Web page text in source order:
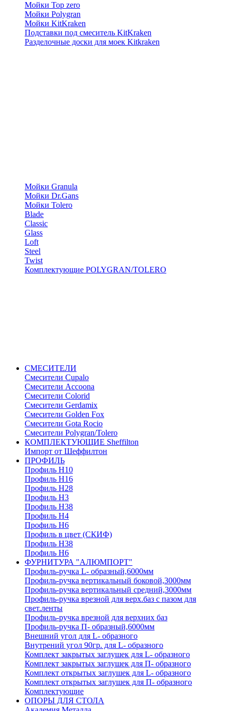
Мойки Top zero
Мойки Polygran
Мойки KitKraken
Подставки под смеситель KitKraken
Разделочные доски для моек Kitkraken
Мойки Granula
Мойки Dr.Gans
Мойки Tolero
Blade
Classic
Glass
Loft
Steel
Twist
Комплектующие POLYGRAN/TOLERO
СМЕСИТЕЛИ
Cмесители Cupalo
Смесители Accoona
Смесители Colorid
Смесители Gerdamix
Смесители Golden Fox
Смесители Gota Rocio
Смесители Polygran/Tolero
КОМПЛЕКТУЮЩИЕ Sheffilton
Импорт от Шеффилтон
ПРОФИЛЬ
Профиль H10
Профиль H16
Профиль H28
Профиль H3
Профиль H38
Профиль H4
Профиль H6
Профиль в цвет (СКИФ)
Профиль H38
Профиль H6
ФУРНИТУРА "АЛЮМПОРТ"
Профиль-ручка L- образный,6000мм
Профиль-ручка вертикальный боковой,3000мм
Профиль-ручка вертикальный средний,3000мм
Профиль-ручка врезной для верх.баз с пазом для
свет.ленты
Профиль-ручка врезной для верхних баз
Профиль-ручка П- образный,6000мм
Внешний угол для L- образного
Внутрений угол 90гр. для L- образного
Комплект закрытых заглушек для L- образного
Комплект закрытых заглушек для П- образного
Комплект открытых заглушек для L- образного
Комплект открытых заглушек для П- образного
Комплектующие
ОПОРЫ ДЛЯ СТОЛА